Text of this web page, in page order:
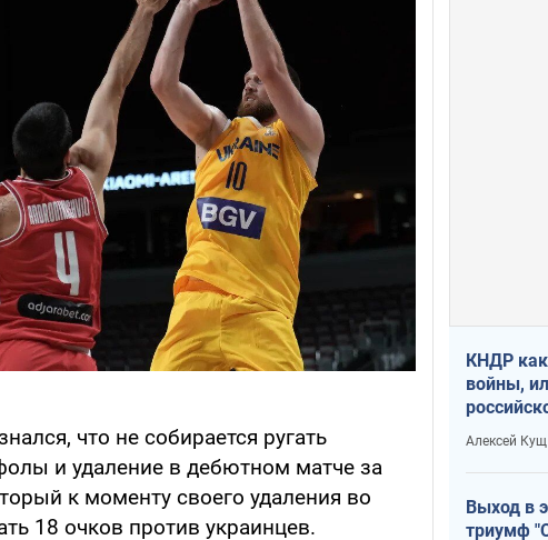
что не собирается ругать
и удаление в дебютном матче за
к моменту своего удаления во
18 очков против украинцев.
КНДР как
войны,
Алексей Кущ
Выход в
триумф